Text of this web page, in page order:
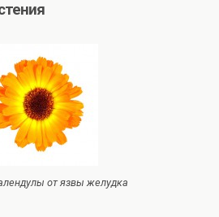
от язвы желудка